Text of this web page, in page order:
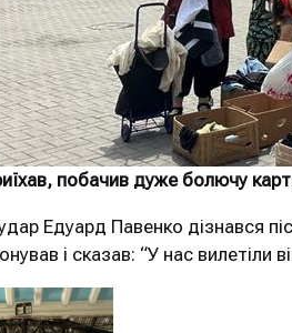
побачив дуже болючу
Едуард Павенко дізнався
і сказав: “У нас